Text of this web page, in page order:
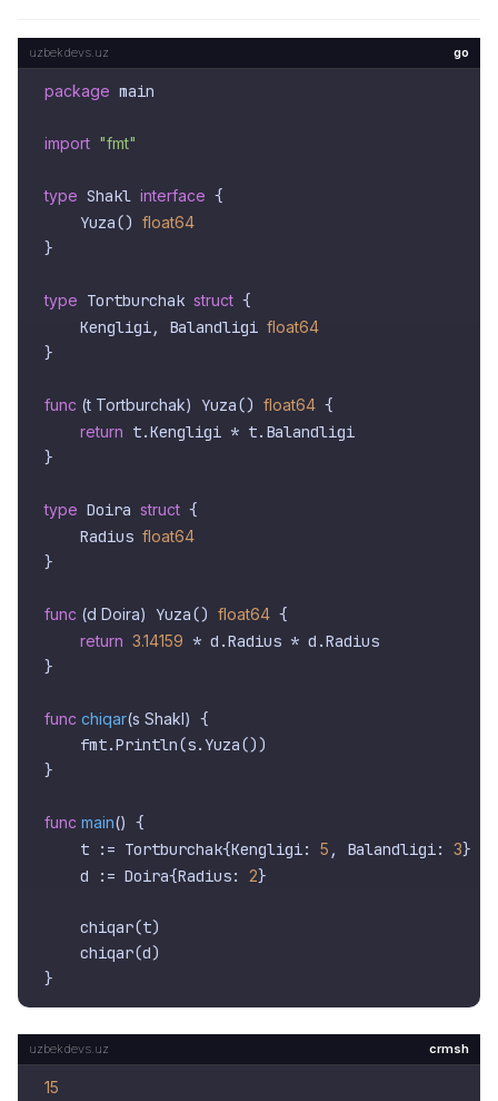
go
package main
import "fmt"
type Shakl interface {
    Yuza()
float64
}
type Tortburchak struct {
    Kengligi, Balandligi
float64
}
func (t Tortburchak) Yuza() float64 {
return t.Kengligi * t.Balandligi
}
type Doira struct {
    Radius
float64
}
func (d Doira) Yuza() float64 {
return 3.14159 * d.Radius * d.Radius
}
func chiqar(s Shakl) {
    fmt.Println(s.Yuza())
}
func main() {
    t := Tortburchak{Kengligi:
5 , Balandligi: 3}
    d := Doira{Radius:
2}
    chiqar(t)
    chiqar(d)
crmsh
15